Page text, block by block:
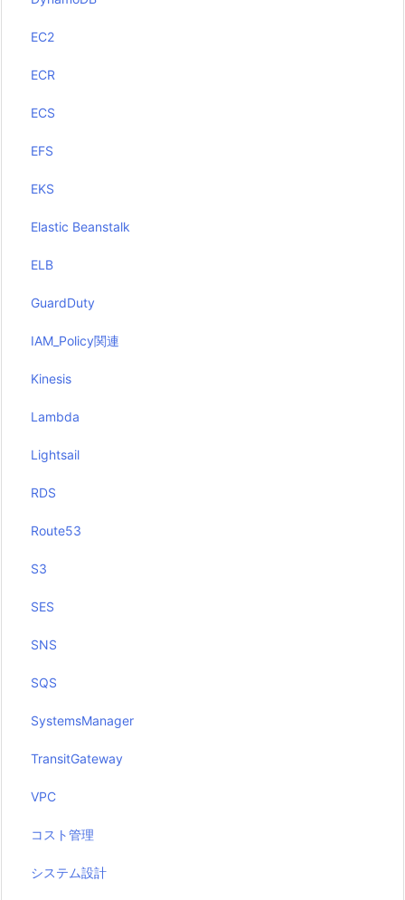
EC2
ECR
ECS
EFS
EKS
Elastic Beanstalk
ELB
GuardDuty
IAM_Policy関連
Kinesis
Lambda
Lightsail
RDS
Route53
S3
SES
SNS
SQS
SystemsManager
TransitGateway
VPC
コスト管理
システム設計